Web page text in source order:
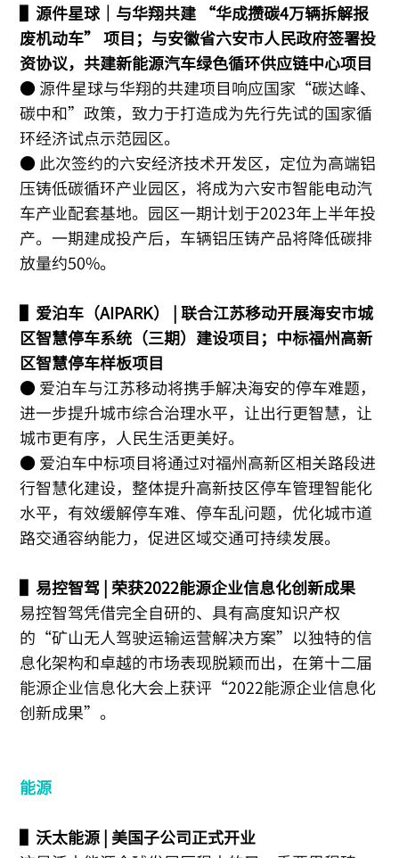
▌源件星球｜与华翔共建 “华成攒碳4万辆拆解报
废机动车” 项目；与安徽省六安市人民政府签署投
资协议，共建新能源汽车绿色循环供应链中心项目
● 源件星球与华翔的共建项目响应国家“碳达峰、
碳中和”政策，致力于打造成为先行先试的国家循
环经济试点示范园区。
● 此次签约的六安经济技术开发区，定位为高端铝
压铸低碳循环产业园区，将成为六安市智能电动汽
车产业配套基地。园区一期计划于2023年上半年投
产。一期建成投产后，车辆铝压铸产品将降低碳排
放量约50%。
▌爱泊车（AIPARK） | 联合江苏移动开展海安市城
区智慧停车系统（三期）建设项目；中标福州高新
区智慧停车样板项目
● 爱泊车与江苏移动将携手解决海安的停车难题，
进一步提升城市综合治理水平，让出行更智慧，让
城市更有序，人民生活更美好。
● 爱泊车中标项目将通过对福州高新区相关路段进
行智慧化建设，整体提升高新技区停车管理智能化
水平，有效缓解停车难、停车乱问题，优化城市道
路交通容纳能力，促进区域交通可持续发展。
▌易控智驾 | 荣获2022能源企业信息化创新成果
易控智驾凭借完全自研的、具有高度知识产权
的“矿山无人驾驶运输运营解决方案”以独特的信
息化架构和卓越的市场表现脱颖而出，在第十二届
能源企业信息化大会上获评“2022能源企业信息化
创新成果”。
能源
▌沃太能源 | 美国子公司正式开业